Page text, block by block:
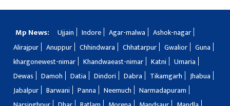
Mp News: Ujjain Indore Agar-malwa
Ashok-nagar
Alirajpur
Anuppur Chhindwara Chhatarpur Gwalior
Guna
khargonewest-nimar
Khandwaeast-nimar Katni
Umaria
Dewas
Damoh Datia Dindori Dabra Tikamgarh
Jhabua
Jabalpur
Barwani Panna Neemuch
Narmadapuram